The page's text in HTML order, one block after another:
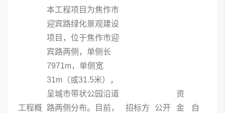
工程概
本工程项目为焦作市
迎宾路绿化景观建设
项目，位于焦作市迎
宾路两侧，单侧长
7971m，单侧宽
31m（或31.5米），
呈城市带状公园沿道
路两侧分布。目前，
招标方
公开
资
金
自